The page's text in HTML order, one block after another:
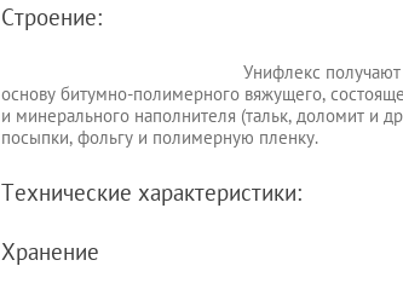
Строение:
Унифлекс
основу битумно-полимерного вяжущего,
и минерального наполнителя (тальк, доломит и
посыпки, фольгу и полимерную пленку.
Технические характеристики:
Хранение